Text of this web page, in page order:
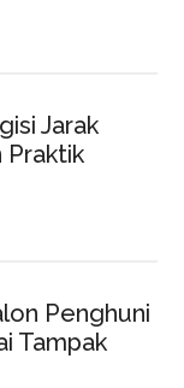
Jarak
Praktik
Penghuni
Tampak